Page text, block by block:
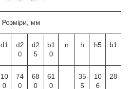
Розміри, мм
d1
d2
0
d2
5
b1
0
n h h5 b1
10
0
74
0
68
0
61
0
35
5
10
6
28